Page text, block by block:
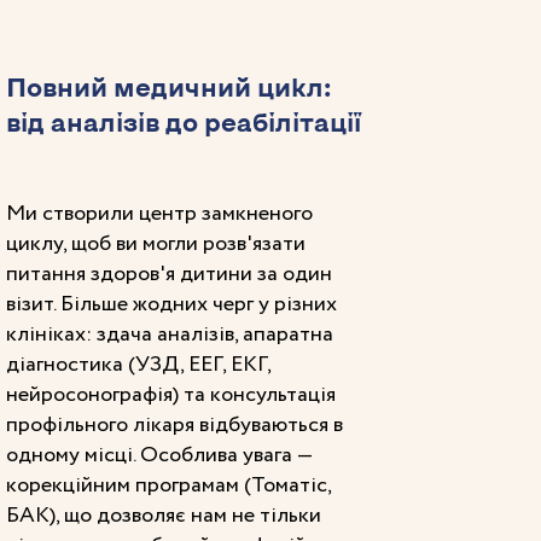
Ми створили центр замкненого
циклу, щоб ви могли розв'язати
питання здоров'я дитини за один
візит. Більше жодних черг у різних
клініках: здача аналізів, апаратна
діагностика (УЗД, ЕЕГ, ЕКГ,
нейросонографія) та консультація
профільного лікаря відбуваються в
одному місці. Особлива увага —
корекційним програмам (Томатіс,
БАК), що дозволяє нам не тільки
Повний медичний цикл:
від аналізів до реабілітації